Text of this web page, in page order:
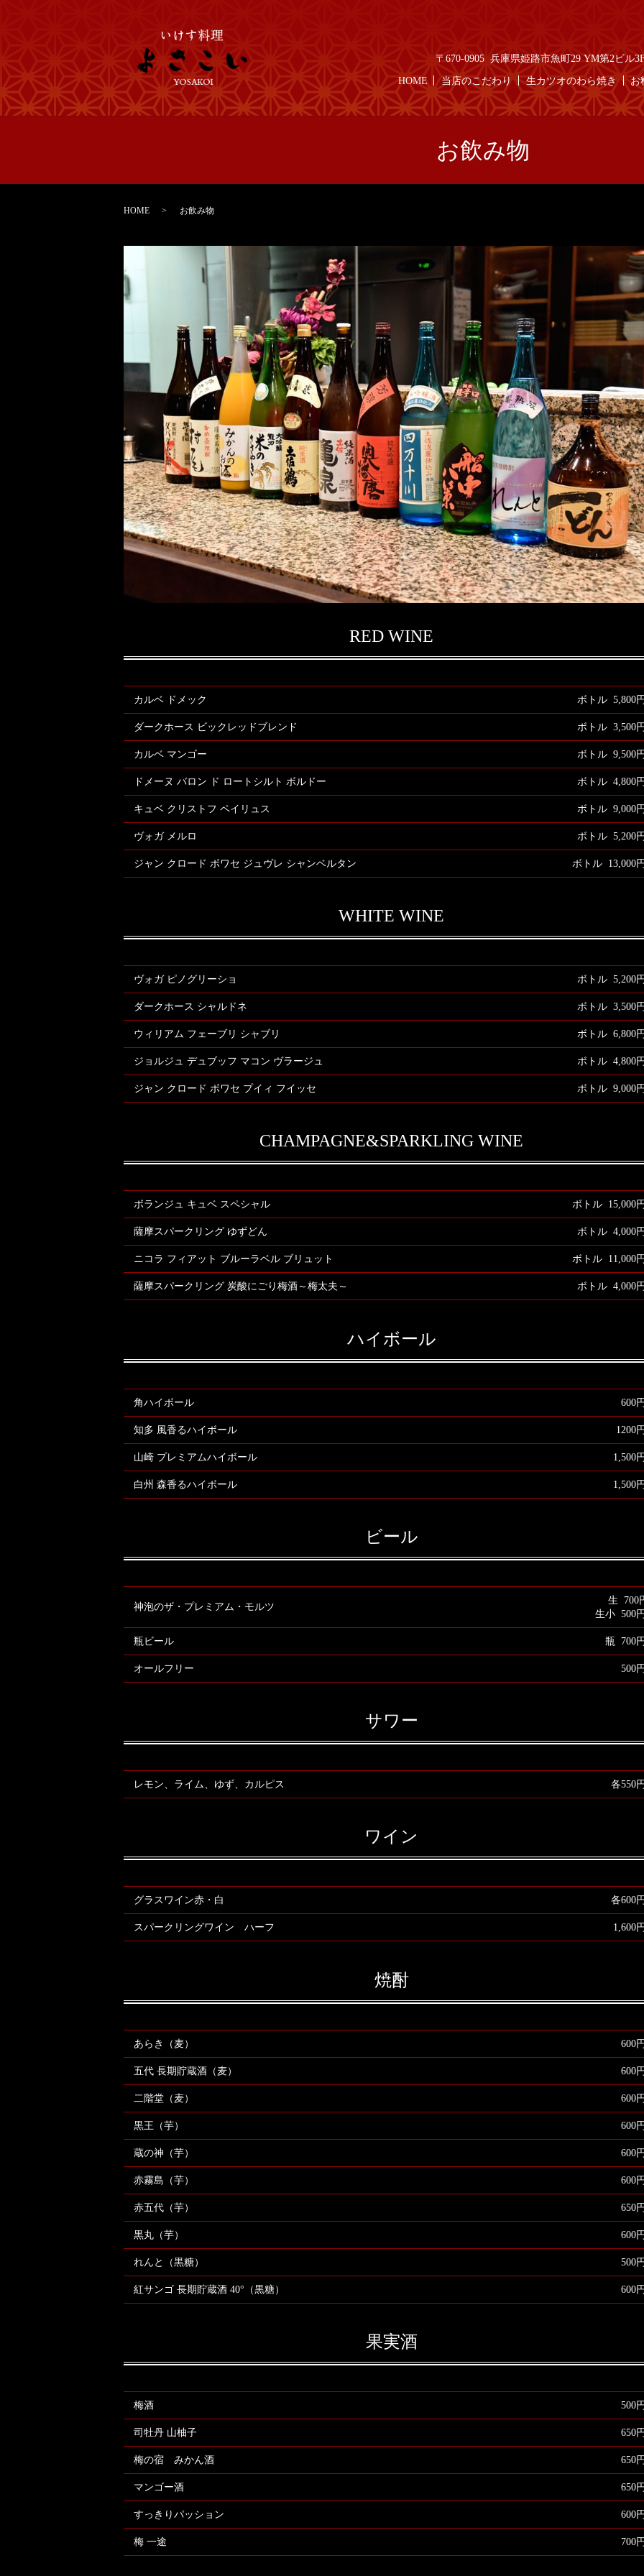
〒670-0905 兵庫県姫路市魚町29 YM第2ビル
HOME 当店のこだわり 生カツオのわら焼き お
お飲み物
HOME お飲み物
RED WINE
カルベ ドメック ボトル 5,800円
ダークホース ビックレッドブレンド ボトル 3,500円
カルベ マンゴー ボトル 9,500円
ドメーヌ バロン ド ロートシルト ボルドー ボトル 4,800円
キュベ クリストフ ペイリュス ボトル 9,000円
ヴォガ メルロ ボトル 5,200円
ジャン クロード ボワセ ジュヴレ シャンベルタン ボトル 13,000円
WHITE WINE
ヴォガ ピノグリーショ ボトル 5,200円
ダークホース シャルドネ ボトル 3,500円
ウィリアム フェーブリ シャブリ ボトル 6,800円
ジョルジュ デュブッフ マコン ヴラージュ ボトル 4,800円
ジャン クロード ボワセ プイィ フイッセ ボトル 9,000円
CHAMPAGNE&SPARKLING WINE
ボランジュ キュベ スペシャル ボトル 15,000円
薩摩スパークリング ゆずどん ボトル 4,000円
ニコラ フィアット ブルーラベル ブリュット ボトル 11,000円
薩摩スパークリング 炭酸にごり梅酒～梅太夫～ ボトル 4,000円
ハイボール
角ハイボール 600円
知多 風香るハイボール 1200円
山崎 プレミアムハイボール 1,500円
白州 森香るハイボール 1,500円
ビール
神泡のザ・プレミアム・モルツ
生 700
生小 500円
瓶ビール 瓶 700円
オールフリー 500円
サワー
レモン、ライム、ゆず、カルピス 各550円
ワイン
グラスワイン赤・白 各600円
スパークリングワイン ハーフ 1,600円
焼酎
あらき（麦） 600円
五代 長期貯蔵酒（麦） 600円
二階堂（麦） 600円
黒王（芋） 600円
蔵の神（芋） 600円
赤霧島（芋） 600円
赤五代（芋） 650円
黒丸（芋） 600円
れんと（黒糖） 500円
紅サンゴ 長期貯蔵酒 40°（黒糖） 600円
果実酒
梅酒 500円
司牡丹 山柚子 650円
梅の宿 みかん酒 650円
マンゴー酒 650円
すっきりパッション 600円
梅 一途 700円